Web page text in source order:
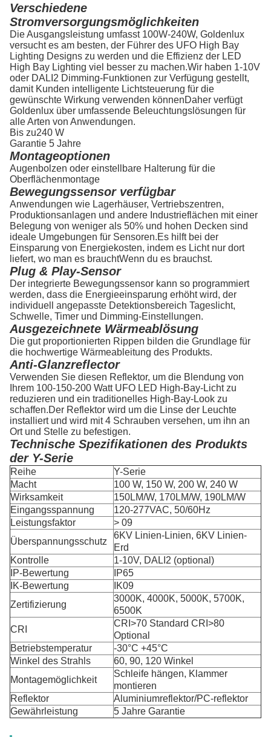
Verschiedene
Stromversorgungsmöglichkeiten
Die Ausgangsleistung umfasst 100W-240W, Goldenlux
versucht es am besten, der Führer des UFO High Bay
Lighting Designs zu werden und die Effizienz der LED
High Bay Lighting viel besser zu machen.Wir haben 1-10V
oder DALI2 Dimming-Funktionen zur Verfügung gestellt,
damit Kunden intelligente Lichtsteuerung für die
gewünschte Wirkung verwenden könnenDaher verfügt
Goldenlux über umfassende Beleuchtungslösungen für
alle Arten von Anwendungen.
Bis zu240 W
Garantie 5 Jahre
Montageoptionen
Augenbolzen oder einstellbare Halterung für die
Oberflächenmontage
Bewegungssensor verfügbar
Anwendungen wie Lagerhäuser, Vertriebszentren,
Produktionsanlagen und andere Industrieflächen mit einer
Belegung von weniger als 50% und hohen Decken sind
ideale Umgebungen für Sensoren.Es hilft bei der
Einsparung von Energiekosten, indem es Licht nur dort
liefert, wo man es brauchtWenn du es brauchst.
Plug & Play-Sensor
Der integrierte Bewegungssensor kann so programmiert
werden, dass die Energieeinsparung erhöht wird, der
individuell angepasste Detektionsbereich Tageslicht,
Schwelle, Timer und Dimming-Einstellungen.
Ausgezeichnete Wärmeablösung
Die gut proportionierten Rippen bilden die Grundlage für
die hochwertige Wärmeableitung des Produkts.
Anti-Glanzreflector
Verwenden Sie diesen Reflektor, um die Blendung von
Ihrem 100-150-200 Watt UFO LED High-Bay-Licht zu
reduzieren und ein traditionelles High-Bay-Look zu
schaffen.Der Reflektor wird um die Linse der Leuchte
installiert und wird mit 4 Schrauben versehen, um ihn an
Ort und Stelle zu befestigen.
Technische Spezifikationen des Produkts
der Y-Serie
Reihe
Y-Serie
Macht
100 W, 150 W, 200 W, 240 W
Wirksamkeit
150LM/W, 170LM/W, 190LM/W
Eingangsspannung
120-277VAC, 50/60Hz
Leistungsfaktor
> 09
Überspannungsschutz
6KV Linien-Linien, 6KV Linien-
Erd
Kontrolle
1-10V, DALI2 (optional)
IP-Bewertung
IP65
IK-Bewertung
IK09
Zertifizierung
3000K, 4000K, 5000K, 5700K,
6500K
CRI
CRI>70 Standard CRI>80
Optional
Betriebstemperatur
-30°C +45°C
Winkel des Strahls
60, 90, 120 Winkel
Montagemöglichkeit
Schleife hängen, Klammer
montieren
Reflektor
Aluminiumreflektor/PC-reflektor
Gewährleistung
5 Jahre Garantie